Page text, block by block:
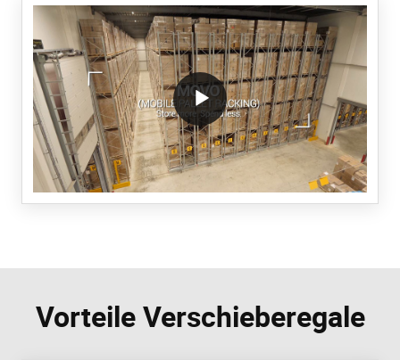
/block/textandmediablock/
Vorteile Verschieberegale